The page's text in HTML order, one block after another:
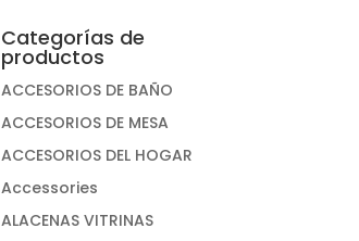
Categorías de
productos
ACCESORIOS DE BAÑO
ACCESORIOS DE MESA
ACCESORIOS DEL HOGAR
Accessories
ALACENAS VITRINAS